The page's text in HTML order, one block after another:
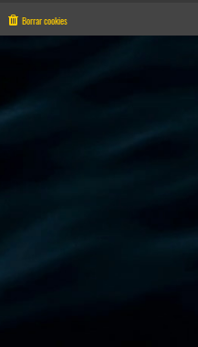
Borrar cookies